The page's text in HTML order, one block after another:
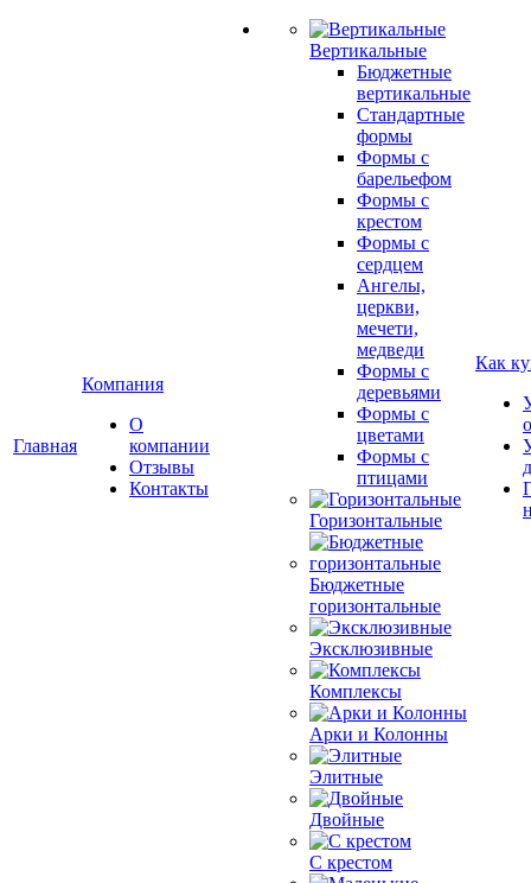
Главная
Компания
О
компании
Отзывы
Контакты
Вертикальные
Бюджетные
вертикальные
Стандартные
формы
Формы с
барельефом
Формы с
крестом
Формы с
сердцем
Ангелы,
церкви,
мечети,
медведи
Формы с
деревьями
Формы с
цветами
Формы с
птицами
Горизонтальные
Бюджетные
горизонтальные
Эксклюзивные
Комплексы
Арки и Колонны
Элитные
Двойные
С крестом
Как